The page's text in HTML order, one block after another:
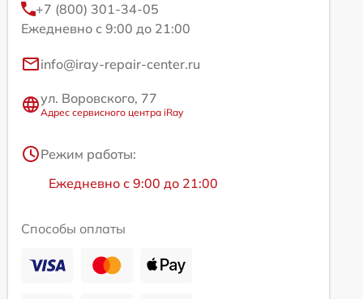
+7 (800) 301-34-05
Ежедневно с 9:00 до 21:00
info@iray-repair-center.ru
ул. Воровского, 77
Адрес сервисного центра iRay
Режим работы:
Ежедневно с 9:00 до 21:00
Способы оплаты